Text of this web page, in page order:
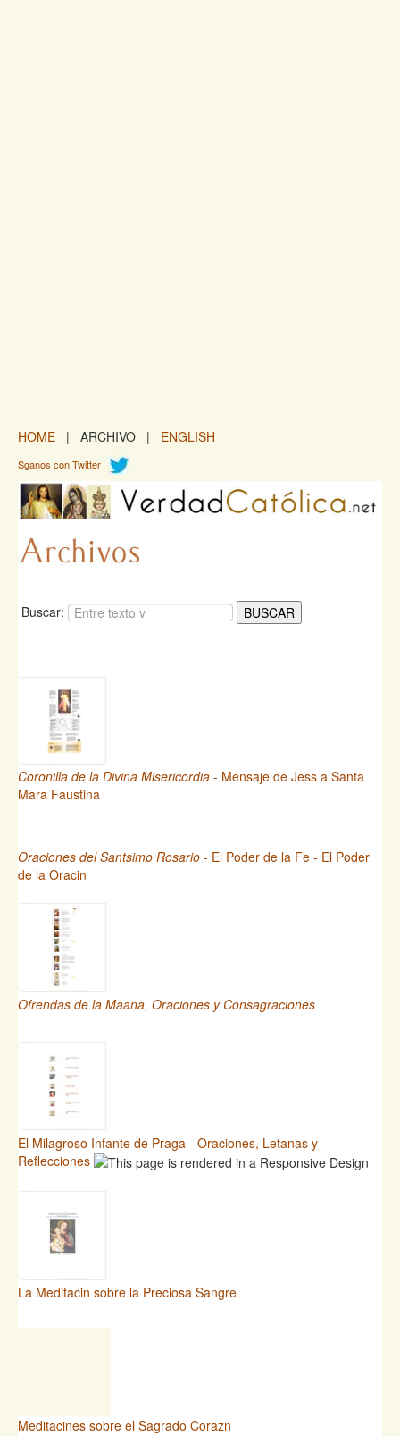
HOME | ARCHIVO | ENGLISH
Sganos con Twitter
Buscar:
Coronilla de la Divina Misericordia - Mensaje de Jess a Santa
Mara Faustina
Oraciones del Santsimo Rosario - El Poder de la Fe - El Poder
de la Oracin
Ofrendas de la Maana, Oraciones y Consagraciones
El Milagroso Infante de Praga - Oraciones, Letanas y
Reflecciones
La Meditacin sobre la Preciosa Sangre
Meditacines sobre el Sagrado Corazn